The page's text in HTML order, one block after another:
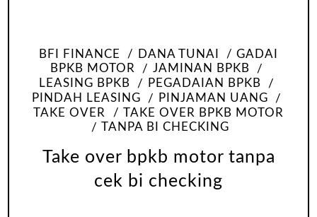
BFI FINANCE DANA TUNAI
GADAI
BPKB MOTOR
JAMINAN BPKB
LEASING BPKB
PEGADAIAN BPKB
PINDAH LEASING
PINJAMAN UANG
TAKE OVER
TAKE OVER BPKB MOTOR
TANPA BI CHECKING
Take over bpkb motor tanpa
cek bi checking